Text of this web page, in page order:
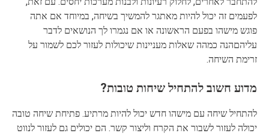
לפעמים זה יכול להיות מאתגר להמשיך בשיחה, במיוחד אם אתה
פוגש מישהו בפעם הראשונה או אם נגמרו לך הנושאים לדבר
עליהםהנה כמהה שאלות מעניינות שיכולות לעזור לכם לשמור על
זרימת השיחה.
מדוע חשוב להתחיל שיחות טובות?
להתחיל שיחה עם מישהו חדש יכול להיות מרתיע. פתיחת שיחה טובה
יכולה לעזור לשבור את הקרח וליצור קשר. הם יכולים גם לעזור לנווט